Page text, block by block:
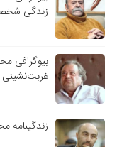
زندگی
بیوگرافی
زندگینامه